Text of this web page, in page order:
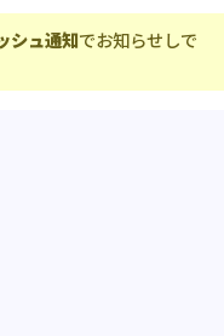
通知でお知らせしで 火災